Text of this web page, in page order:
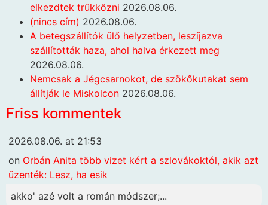
elkezdtek trükközni 2026.08.06.
(nincs cím) 2026.08.06.
A betegszállítók ülő helyzetben, leszíjazva
szállították haza, ahol halva érkezett meg
2026.08.06.
Nemcsak a Jégcsarnokot, de szökőkutakat sem
állítják le Miskolcon 2026.08.06.
Friss kommentek
2026.08.06. at 21:53
on Orbán Anita több vizet kért a szlovákoktól, akik azt
üzenték: Lesz, ha esik
akko' azé volt a román módszer;...